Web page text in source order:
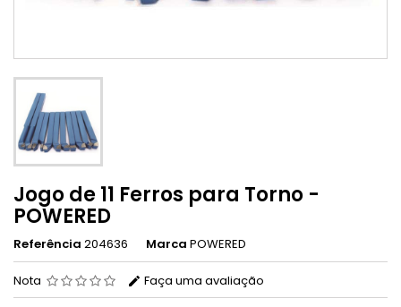
Jogo de 11 Ferros para Torno -
POWERED
Referência 204636 Marca POWERED
Nota Faça uma avaliação